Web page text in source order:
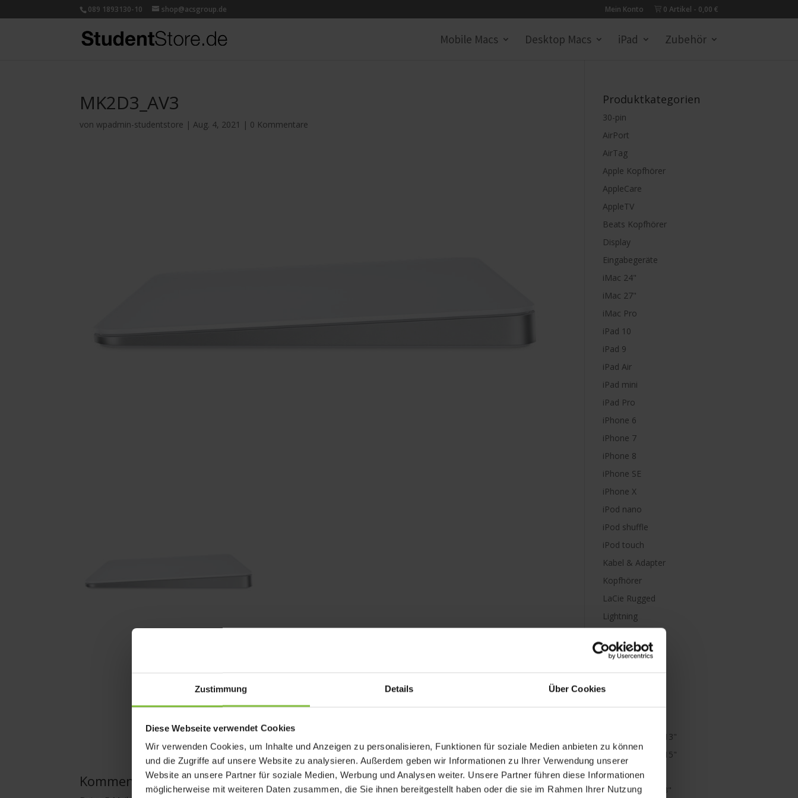
Zustimmung Details Über Cookies
Diese Webseite verwendet Cookies
Wir verwenden Cookies, um Inhalte und Anzeigen zu personalisieren, Funktionen für soziale Medien anbieten zu können
und die Zugriffe auf unsere Website zu analysieren. Außerdem geben wir Informationen zu Ihrer Verwendung unserer
Website an unsere Partner für soziale Medien, Werbung und Analysen weiter. Unsere Partner führen diese Informationen
möglicherweise mit weiteren Daten zusammen, die Sie ihnen bereitgestellt haben oder die sie im Rahmen Ihrer Nutzung
089 1893130-10 shop@acsgroup.de Mein Konto 0 Artikel 0,00 €
Mobile Macs Desktop Macs iPad Zubehör
MK2D3_AV3
vonwpadmin-studentstore |Aug. 4, 2021 | 0 Kommentare
Kommentar absenden
Produktkategorien
30-pin
AirPort
AirTag
Apple Kopfhörer
AppleCare
AppleTV
Beats Kopfhörer
Display
Eingabegeräte
iMac 24"
iMac 27"
iMac Pro
iPad 10
iPad 9
iPad Air
iPad mini
iPad Pro
iPhone 6
iPhone 7
iPhone 8
iPhone SE
iPhone X
iPod nano
iPod shuffle
iPod touch
Kabel & Adapter
Kopfhörer
LaCie Rugged
Lightning
Mac Pro
MacBook
MacBook Air 13"
MacBook Air 15"
MacBook Neo
MacBook Pro 13"